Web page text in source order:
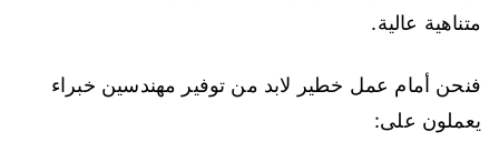
متناهية عالية.
فنحن أمام عمل خطير لابد من توفير مهندسين خبراء
يعملون على: